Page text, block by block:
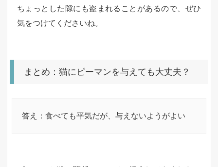
ちょっとした隙にも盗まれることがあるので、ぜひ
気をつけてくださいね。
まとめ：猫にピーマンを与えても大丈夫？
答え：食べても平気だが、与えないようがよい